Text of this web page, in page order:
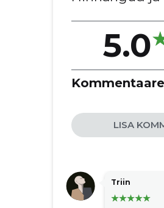
tehniline hooldus
põranda remont
vannitoa ja köögi
seinte ja lagede
ehitusjärgne
värvimisteenused
krohvimine
siseuste paigaldus
hüdroisolatsioon
sanitaartehniliste
paigaldus või vahetus
5.0
LISA
Triin